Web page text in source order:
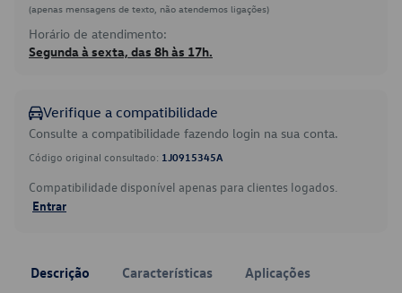
(apenas mensagens de texto, não atendemos ligações)
Horário de atendimento:
Segunda à sexta, das 8h às 17h.
Verifique a compatibilidade
Consulte a compatibilidade fazendo login na sua conta.
Código original consultado: 1J0915345A
Compatibilidade disponível apenas para clientes logados.
Entrar
Descrição Características Aplicações